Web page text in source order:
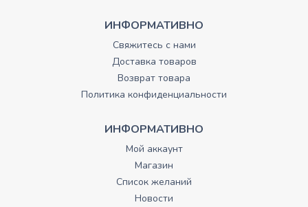
ИНФОРМАТИВНО
Свяжитесь с нами
Доставка товаров
Возврат товара
Политика конфиденциальности
ИНФОРМАТИВНО
Мой аккаунт
Магазин
Список желаний
Новости